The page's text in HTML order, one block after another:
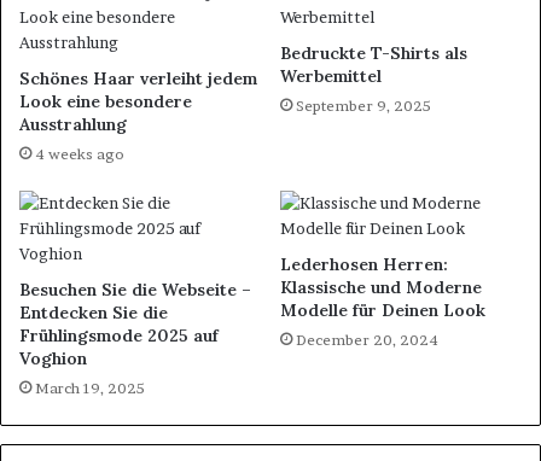
Schönes Haar verleiht jedem
Look eine besondere
Ausstrahlung
4 weeks ago
Bedruckte T-Shirts als
Werbemittel
September 9, 2025
Besuchen Sie die Webseite –
Entdecken Sie die
Frühlingsmode 2025 auf
Voghion
March 19, 2025
Lederhosen Herren:
Klassische und Moderne
Modelle für Deinen Look
December 20, 2024